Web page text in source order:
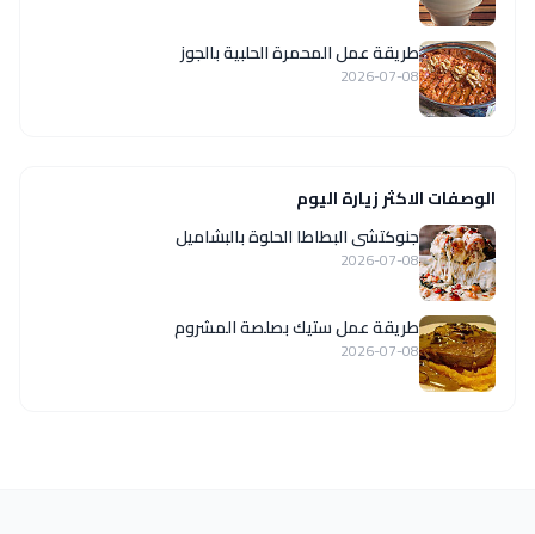
طريقة عمل المحمرة الحلبية بالجوز
2026-07-08
الوصفات الاكثر زيارة اليوم
جنوكتشى البطاطا الحلوة بالبشاميل
2026-07-08
طريقة عمل ستيك بصلصة المشروم
2026-07-08